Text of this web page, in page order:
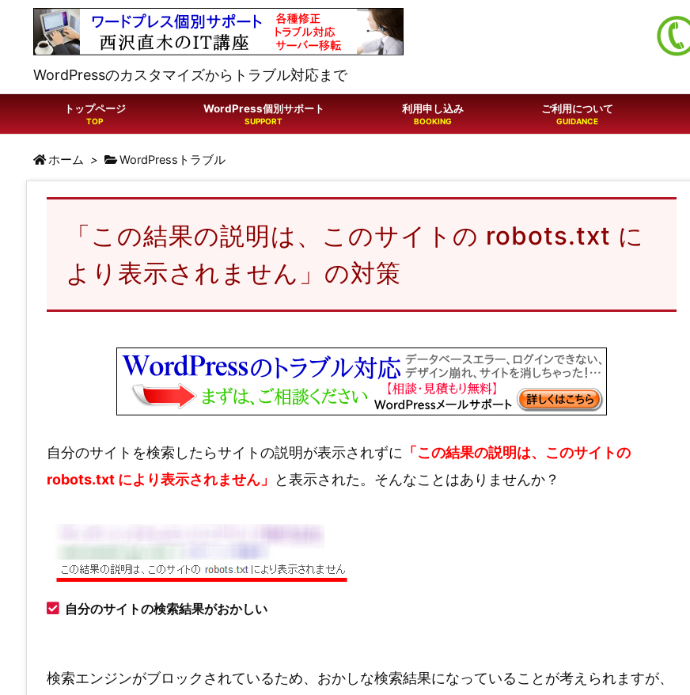
WordPressのカスタマイズからトラブル対応まで
トップページ WordPress個別サポート 利用申し込み ご利用について
ホーム > WordPressトラブル
「この結果の説明は、このサイトの robots.txt に
より表示されません」の対策
自分のサイトを検索したらサイトの説明が表示されずに 「この結果の説明は、このサイトの
robots.txt により表示されません」
と表示された。そんなことはありませんか？
自分のサイトの検索結果がおかしい
検索エンジンがブロックされているため、おかしな検索結果になっていることが考えられますが、